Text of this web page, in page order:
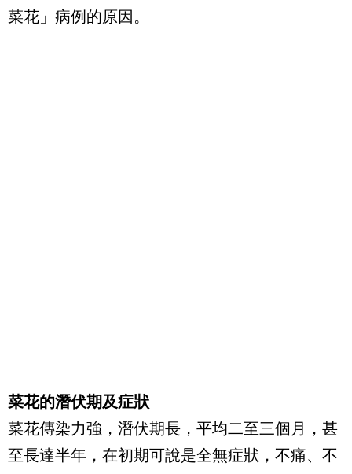
菜花」病例的原因。
菜花的潛伏期及症狀
菜花傳染力強，潛伏期長，平均二至三個月，甚
至長達半年，在初期可說是全無症狀，不痛、不